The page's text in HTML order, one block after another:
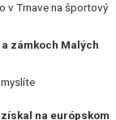
v Trnave na športový
zámkoch Malých
na európskom